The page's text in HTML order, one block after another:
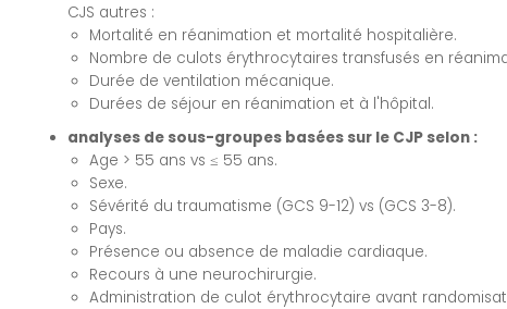
CJS autres :
Mortalité en réanimation et mortalité hospitalière.
Nombre de culots érythrocytaires transfusés en
Durée de ventilation mécanique.
Durées de séjour en réanimation et à l'hôpital.
analyses de sous-groupes basées sur le CJP selon :
Age > 55 ans vs ≤ 55 ans.
Sexe.
Sévérité du traumatisme (GCS 9-12) vs (GCS 3-8).
Pays.
Présence ou absence de maladie cardiaque.
Recours à une neurochirurgie.
Administration de culot érythrocytaire avant